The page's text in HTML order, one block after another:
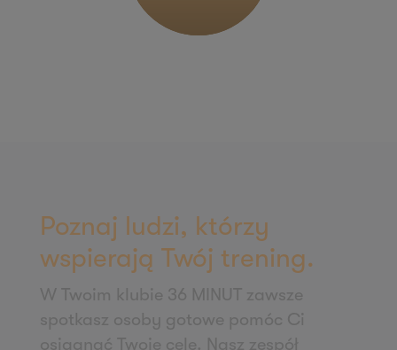
62-028 Koziegłowy
Zapisz mnie
36 MINUT Krotoszyn
ul. Słodowa 13
63-700 Krotoszyn
Poznaj ludzi, którzy
wspierają Twój trening.
W Twoim klubie 36 MINUT zawsze
spotkasz osoby gotowe pomóc Ci
osiągnąć Twoje cele. Nasz zespół